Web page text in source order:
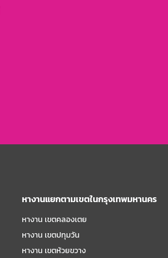
หางานแยกตามเขตในกรุงเทพมหานคร
หางาน เขตคลองเตย
หางาน เขตปทุมวัน
หางาน เขตห้วยขวาง